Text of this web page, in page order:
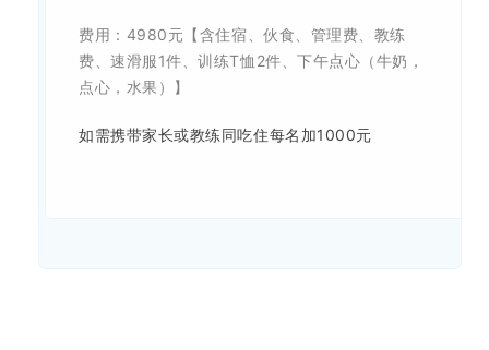
费用：4980元【含住宿、伙食、管理费、教练
费、速滑服1件、训练T恤2件、下午点心（牛奶，
点心，水果）】
如需携带家长或教练同吃住每名加1000元